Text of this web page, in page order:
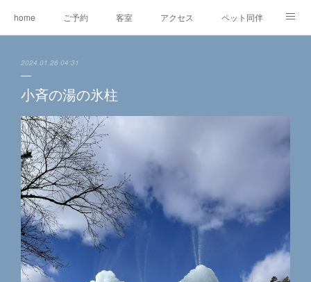
home ご予約 客室 アクセス ペット同伴
オーナー紹介 観光情報 蓼科の自然 グルメ
東急リゾートタウン蓼科
2024.01.26 04:31
小斉の湯の氷柱